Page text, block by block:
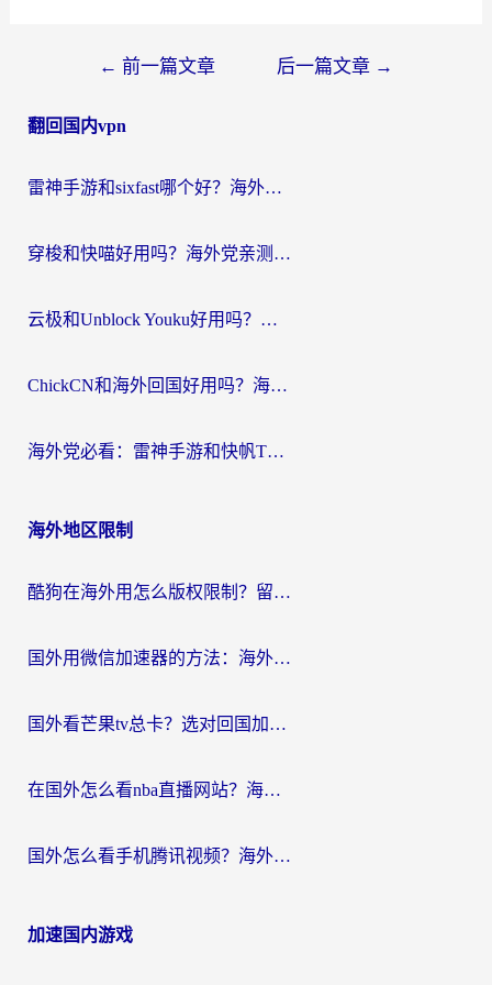
导
← 前一篇文章 后一篇文章 →
翻回国内vpn
雷神手游和sixfast哪个好？海外党亲测3款回国加速器，教你选对不踩坑
穿梭和快喵好用吗？海外党亲测：小众加速器对比+番茄加速器深度体验
云极和Unblock Youku好用吗？海外党亲测+2026回国加速器避坑指南
ChickCN和海外回国好用吗？海外党2026亲测：从手游到影音，选对加速器的3个关键
海外党必看：雷神手游和快帆TV版好用吗？3步选对回国加速器不踩坑
海外地区限制
酷狗在海外用怎么版权限制？留学生亲测：3步解决听国内音乐难题
国外用微信加速器的方法：海外党无缝连接国内生活的实用指南
国外看芒果tv总卡？选对回国加速器，轻松追《浪姐》不费劲
在国外怎么看nba直播网站？海外党专属体育观赛指南，告别地区限制！
国外怎么看手机腾讯视频？海外党亲测有效的追剧加速器选择指南
加速国内游戏